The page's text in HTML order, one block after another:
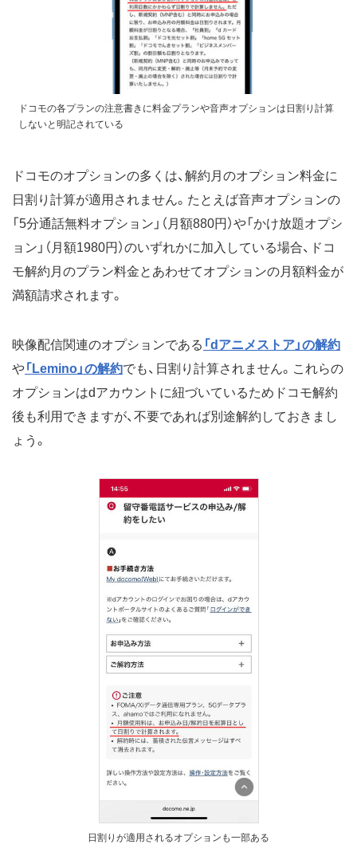
ドコモの各プランの注意書きに料金プランや音声オプションは日割り計算
しないと明記されている
ドコモのオプションの多くは、解約月のオプション料金に
日割り計算が適用されません。たとえば音声オプションの
「5分通話無料オプション」（月額880円）や「かけ放題オプシ
ョン」（月額1980円）のいずれかに加入している場合、ドコ
モ解約月のプラン料金とあわせてオプションの月額料金が
満額請求されます。
映像配信関連のオプションである 「dアニメストア」の解約
や「Lemino」の解約でも、日割り計算されません。これらの
オプションはdアカウントに紐づいているためドコモ解約
後も利用できますが、不要であれば別途解約しておきまし
ょう。
日割りが適用されるオプションも一部ある